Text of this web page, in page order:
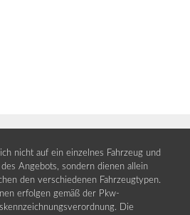
nicht auf ein einzelnes Fahrzeug und
Angebots, sondern dienen allein
den verschiedenen Fahrzeugtypen.
erfolgen gemäß der Pkw-
Die